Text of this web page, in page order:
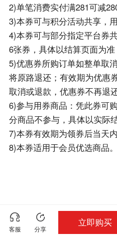
2)单笔消费实付满281可减
3)本券可与积分活动共享，
4)本券可与部分指定平台券
6张券，具体以结算页面为
5)优惠券所购订单如整单取
将原路退还；有效期为优惠
取消或退款，优惠券不再退
6)参与用券商品：凭此券可
分商品不参与，具体以实际
7)本券有效期为领券后当天
8)本券适用于会员优选商品。
客服 分享
立即购买